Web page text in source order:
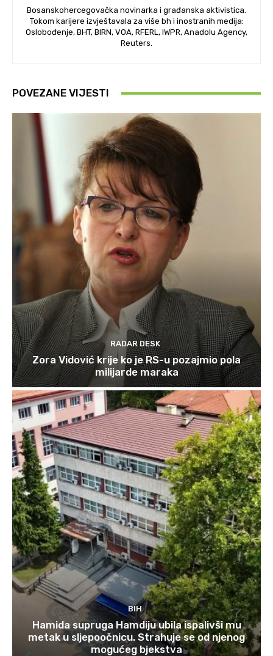
Bosanskohercegovačka novinarka i građanska aktivistica.
Tokom karijere izvještavala za više bh i inostranih medija:
Oslobođenje, BHT, BIRN, VOA, RFERL, IWPR, Anadolu Agency,
Reuters.
POVEZANE VIJESTI
RADAR DESK
Zora Vidović krije ko je RS-u pozajmio pola
milijarde maraka
BIH
Hamida supruga Hamdiju ubila ispalivši mu
metak u sljepoočnicu. Strahuje se od njenog
mogućeg bjekstva